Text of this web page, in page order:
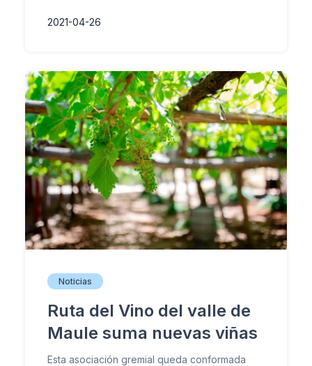
2021-04-26
Noticias
Ruta del Vino del valle de
Maule suma nuevas viñas
Esta asociación gremial queda conformada